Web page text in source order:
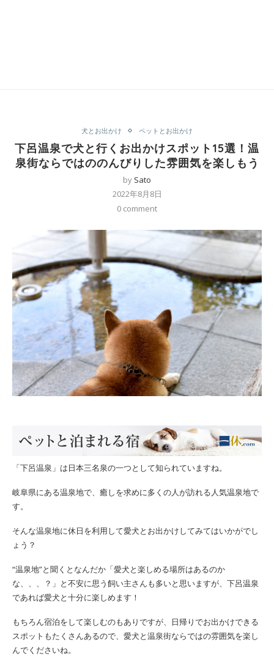
犬とお出かけ ペットとお出かけ
下呂温泉で犬と行くお出かけスポット15選！温
泉街ならではののんびりした雰囲気を楽しもう
by Sato
2022年8月8日
0 comment
「下呂温泉」は日本三名泉の一つとして知られていますね。
岐阜県にある温泉地で、癒しを求めに多くの人が訪れる人気温泉地で
す。
そんな温泉地に休日を利用して愛犬とお出かけしてみてはいかがでし
ょう？
“温泉地”と聞くとなんだか「愛犬と楽しめる場所はあるのか
な、、、？」と不安に思う飼い主さんも多いと思いますが、下呂温泉
であれば愛犬と十分に楽しめます！
もちろん宿泊をして楽しむのもありですが、日帰りでお出かけできる
スポットもたくさんあるので、愛犬と温泉街ならではの雰囲気を楽し
んでくださいね。